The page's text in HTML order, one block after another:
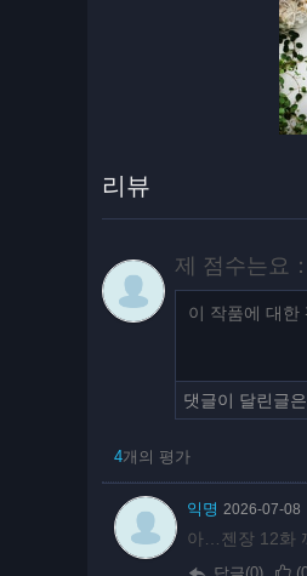
리뷰
제 점수는요：
댓글이 달린글
4개의 평가
익명 2026-07-08
아…젠장 12화